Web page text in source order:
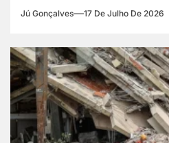
Jú Gonçalves 17 De Julho De 2026